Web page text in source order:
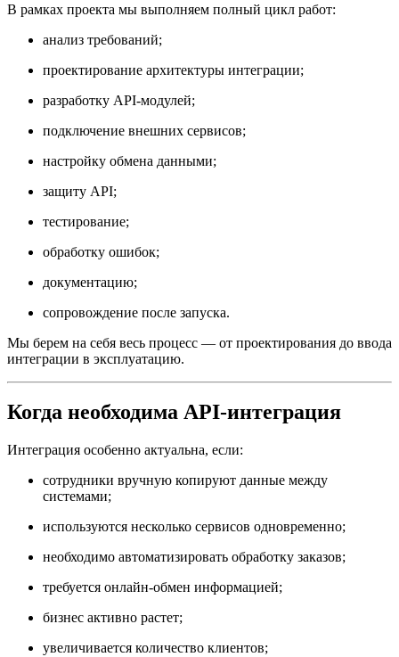
В рамках проекта мы выполняем полный цикл работ:
анализ требований;
проектирование архитектуры интеграции;
разработку API-модулей;
подключение внешних сервисов;
настройку обмена данными;
защиту API;
тестирование;
обработку ошибок;
документацию;
сопровождение после запуска.
Мы берем на себя весь процесс — от проектирования до ввода
интеграции в эксплуатацию.
Когда необходима API-интеграция
Интеграция особенно актуальна, если:
сотрудники вручную копируют данные между
системами;
используются несколько сервисов одновременно;
необходимо автоматизировать обработку заказов;
требуется онлайн-обмен информацией;
бизнес активно растет;
увеличивается количество клиентов;